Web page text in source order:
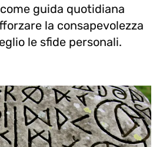
guida quotidiana
la consapevolezza
le sfide personali.